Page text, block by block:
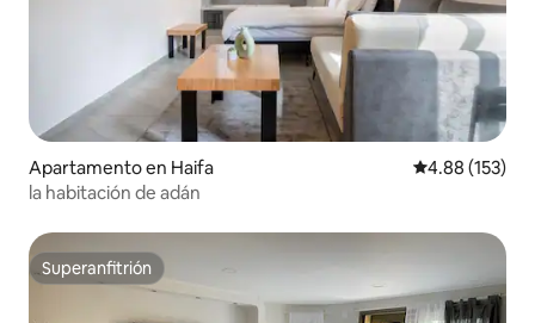
Apartamento en Haifa Calificación
4.88 (153)
la habitación de adán
Superanfitrión
Superanfitrión